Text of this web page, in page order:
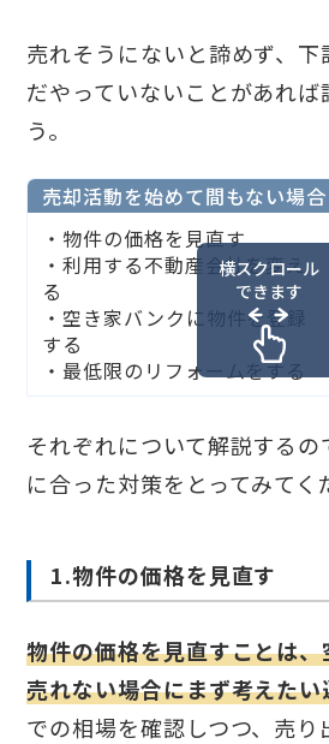
売れそうにないと諦めず、下
だやっていないことがあれば
う。
売却活動を始めて間もない場合
・物件の価格を見直す
・利用する不動産会社を変え
る
・空き家バンクに物件を登録
する
・最低限のリフォームをする
横スクロール
できます
それぞれについて解説する
に合った対策をとってみてく
1.物件の価格を見直す
物件の価格を見直すことは
売れない場合にまず考えたい
での相場を確認しつつ、売り